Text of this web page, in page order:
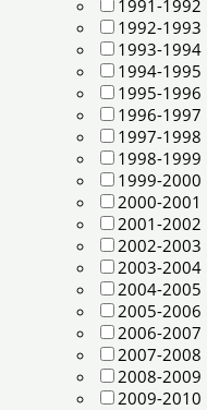
1991-1992
1992-1993
1993-1994
1994-1995
1995-1996
1996-1997
1997-1998
1998-1999
1999-2000
2000-2001
2001-2002
2002-2003
2003-2004
2004-2005
2005-2006
2006-2007
2007-2008
2008-2009
2009-2010